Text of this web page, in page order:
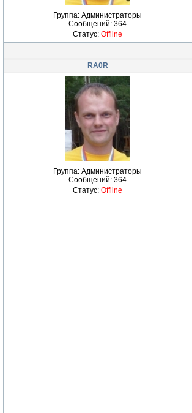
Группа: Администраторы
Сообщений: 364
Статус: Offline
RA0R
Группа: Администраторы
Сообщений: 364
Статус: Offline